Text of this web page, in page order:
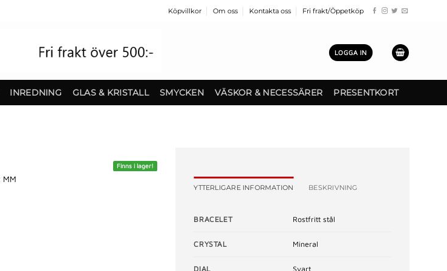
Köpvillkor Om oss Kontakta oss Fri frakt/Öppetköp
LOGGA IN
INREDNING GLAS & KRISTALL SMYCKEN VÄSKOR & NECESSÄRER PRESENTKORT
Finns i lager!
YTTERLIGARE INFORMATION BESKRIVNING
BRACELET Rostfritt stål
CRYSTAL Mineral
DIAL Svart